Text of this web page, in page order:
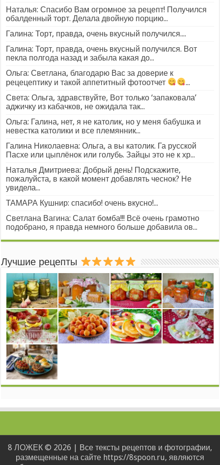
Наталья: Спасибо Вам огромное за рецепт! Получился
обалденный торт. Делала двойную порцию...
Галина: Торт, правда, очень вкусный получился....
Галина: Торт, правда, очень вкусный получился. Вот
пекла полгода назад и забыла какая до...
Ольга: Светлана, благодарю Вас за доверие к
рецецептику и такой аппетитный фотоотчет
...
Света: Ольга, здравствуйте, Вот только ‘запаковала’
аджичку из кабачков, не ожидала так...
Ольга: Галина, нет, я не католик, но у меня бабушка и
невестка католики и все племянник...
Галина Николаевна: Ольга, а вы католик. Га русской
Пасхе или цыплёнок или голубь. Зайцы это не к хр...
Наталья Дмитриева: Добрый день! Подскажите,
пожалуйста, в какой момент добавлять чеснок? Не
увидела...
ТАМАРА Кушнир: спасибо! очень вкусно!...
Светлана Вагина: Салат бомба!!! Всё очень грамотно
подобрано, я правда немного больше добавила ов...
Лучшие рецепты
8 ЛОЖЕК © 2026 | Все тексты рецептов и фотографии,
размещенные на сайте https://8spoon.ru, являются